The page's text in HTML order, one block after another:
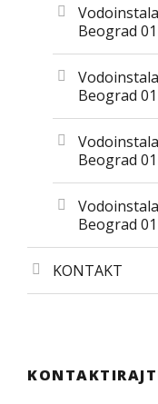
Beograd
Beograd
Beograd
Beograd
KONTAKT